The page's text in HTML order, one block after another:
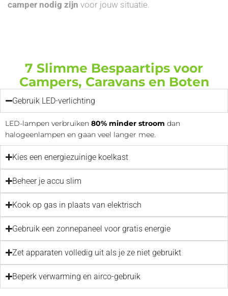
camper nodig zijn voor jouw situatie.
7 Slimme Bespaartips voor
Campers, Caravans en Boten
Gebruik LED-verlichting
LED-lampen verbruiken 80% minder stroom dan
halogeenlampen en gaan veel langer mee.
Kies een energiezuinige koelkast
Beheer je accu slim
Kook op gas in plaats van elektrisch
Gebruik een zonnepaneel voor gratis energie
Zet apparaten volledig uit als je ze niet gebruikt
Beperk verwarming en airco-gebruik